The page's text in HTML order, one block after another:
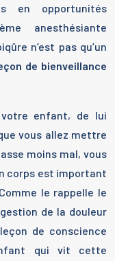
en opportunités
anesthésiante
n’est pas qu’un
de bienveillance
enfant, de lui
vous allez mettre
moins mal, vous
corps est important
le rappelle le
de la douleur
de conscience
qui vit cette